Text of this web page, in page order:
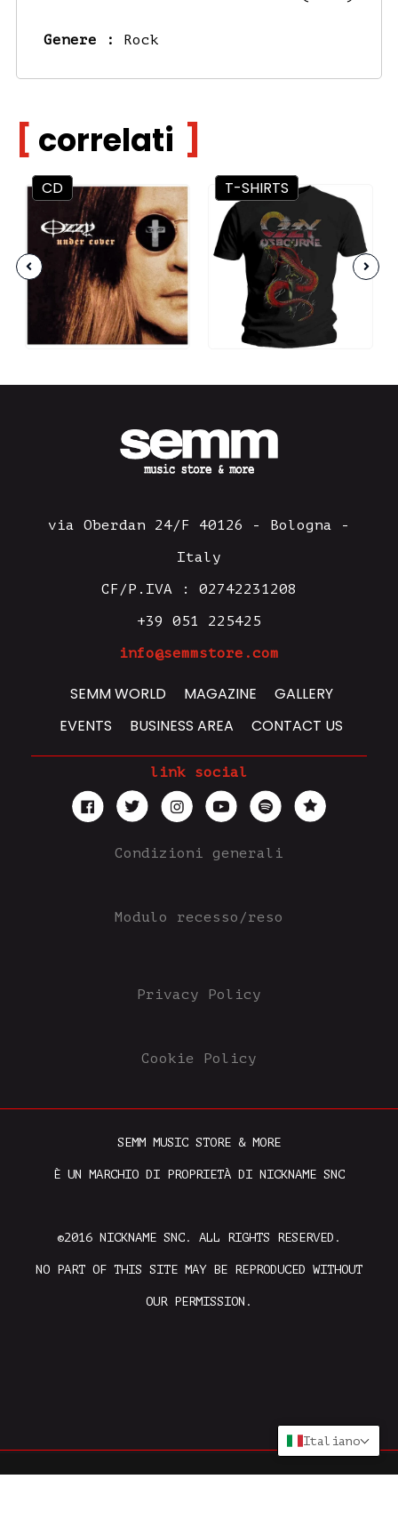
Genere : Rock
correlati
CD T-SHIRTS
via Oberdan 24/F 40126 - Bologna -
Italy
CF/P.IVA : 02742231208
+39 051 225425
info@semmstore.com
SEMM WORLD MAGAZINE
GALLERY
EVENTS
BUSINESS AREA CONTACT US
link social
Condizioni generali
Modulo recesso/reso
Privacy Policy
Cookie Policy
SEMM MUSIC STORE & MORE
È UN MARCHIO DI PROPRIETÀ DI NICKNAME SNC
©2016 NICKNAME SNC. ALL RIGHTS RESERVED.
NO PART OF THIS SITE MAY BE REPRODUCED WITHOUT
OUR PERMISSION.
CREATED DALLE MENTI FELICI DIHAPPY MINDSE SVILUPPATO
Italiano